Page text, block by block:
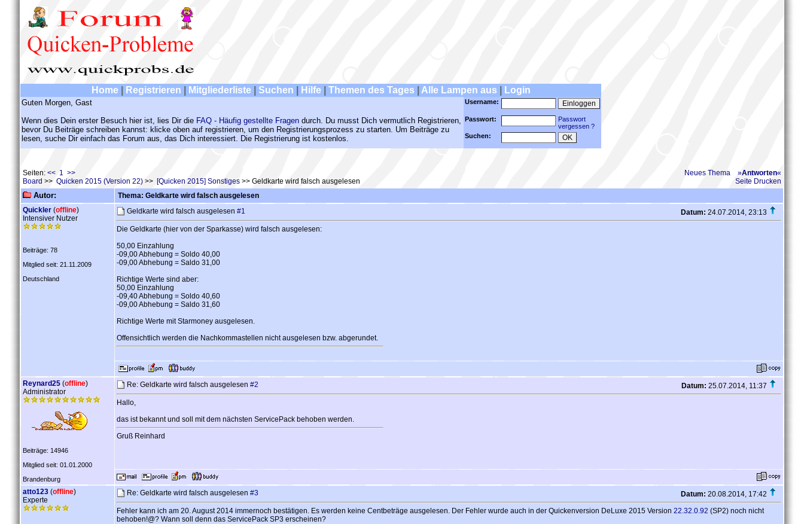
Home Registrieren Mitgliederliste Suchen Hilfe Themen des Tages Alle Lampen aus Login
Guten Morgen, Gast
Wenn dies Dein erster Besuch hier ist, lies Dir die FAQ - Häufig gestellte Fragen durch. Du musst Dich vermutlich Registrieren,
bevor Du Beiträge schreiben kannst: klicke oben auf registrieren, um den Registrierungsprozess zu starten. Um Beiträge zu
lesen, suche Dir einfach das Forum aus, das Dich interessiert. Die Registrierung ist kostenlos.
Username:
Passwort:
Passwort
vergessen ?
Suchen:
Seiten: << 1 >>
Board >> Quicken 2015 (Version 22) >> [Quicken 2015] Sonstiges >> Geldkarte wird falsch ausgelesen
Neues Thema »Antworten«
Seite Drucken
Autor:
Thema: Geldkarte wird falsch ausgelesen
Quickler (offline)
Intensiver Nutzer
Beiträge: 78
Mitglied seit: 21.11.2009
Deutschland
Geldkarte wird falsch ausgelesen #1 Datum: 24.07.2014, 23:13
Die Geldkarte (hier von der Sparkasse) wird falsch ausgelesen:
50,00 Einzahlung
-09,00 Abhebung = Soldo 40,00
-09,00 Abhebung = Saldo 31,00
Richtige Werte sind aber:
50,00 Einzahlung
-09,40 Abhebung = Soldo 40,60
-09,00 Abhebung = Saldo 31,60
Richtige Werte mit Starmoney ausgelesen.
Offensichtlich werden die Nachkommastellen nicht ausgelesen bzw. abgerundet.
Reynard25 (offline)
Administrator
Beiträge: 14946
Mitglied seit: 01.01.2000
Brandenburg
Re: Geldkarte wird falsch ausgelesen #2 Datum: 25.07.2014, 11:37
Hallo,
das ist bekannt und soll mit dem nächsten ServicePack behoben werden.
Gruß Reinhard
atto123 (offline)
Experte
Re: Geldkarte wird falsch ausgelesen #3 Datum: 20.08.2014, 17:42
Fehler kann ich am 20. August 2014 immernoch bestätigen. Es werden keine Centbeträge ausgelesen. Der Fehler wurde auch in der Quickenversion DeLuxe 2015 Version 22.32.0.92 (SP2) noch nicht
behoben!@? Wann soll denn das ServicePack SP3 erscheinen?